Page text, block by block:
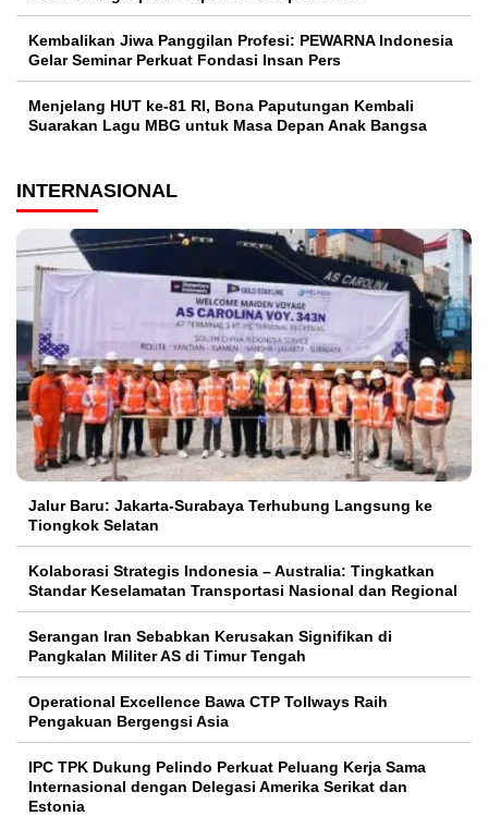
Kembalikan Jiwa Panggilan Profesi: PEWARNA Indonesia
Gelar Seminar Perkuat Fondasi Insan Pers
Menjelang HUT ke-81 RI, Bona Paputungan Kembali
Suarakan Lagu MBG untuk Masa Depan Anak Bangsa
INTERNASIONAL
Jalur Baru: Jakarta-Surabaya Terhubung Langsung ke
Tiongkok Selatan
Kolaborasi Strategis Indonesia – Australia: Tingkatkan
Standar Keselamatan Transportasi Nasional dan Regional
Serangan Iran Sebabkan Kerusakan Signifikan di
Pangkalan Militer AS di Timur Tengah
Operational Excellence Bawa CTP Tollways Raih
Pengakuan Bergengsi Asia
IPC TPK Dukung Pelindo Perkuat Peluang Kerja Sama
Internasional dengan Delegasi Amerika Serikat dan
Estonia